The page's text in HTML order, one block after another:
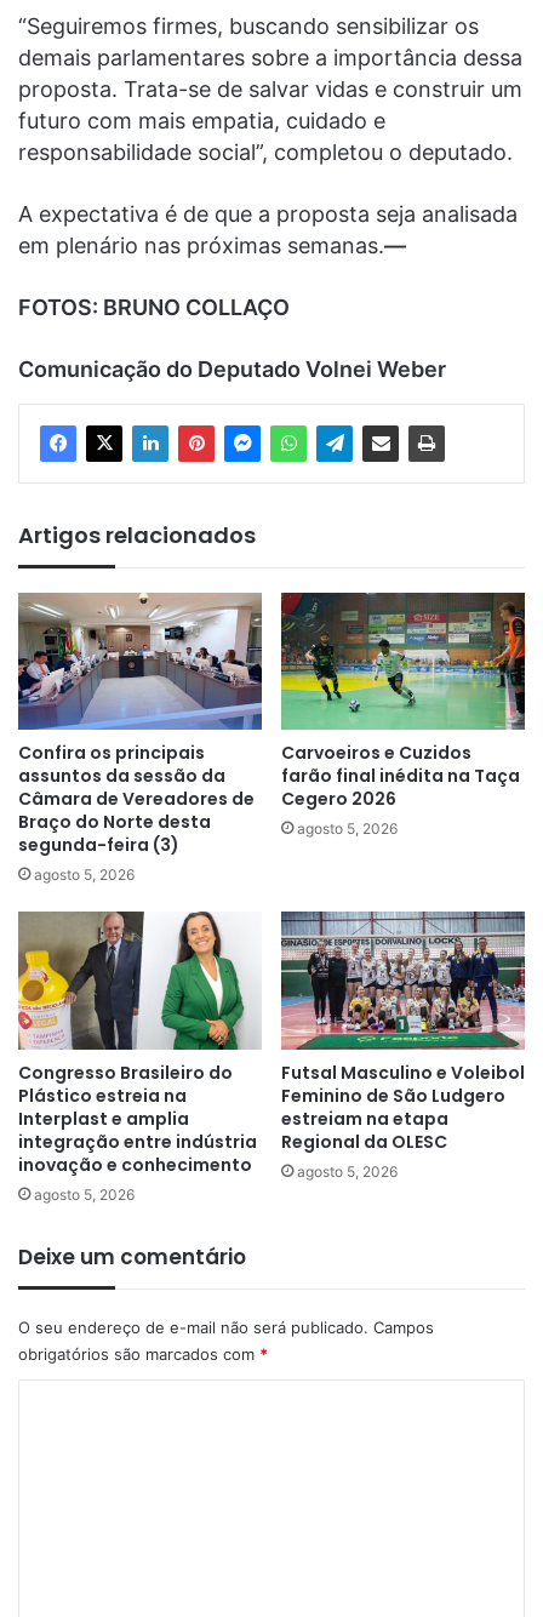
“Seguiremos firmes, buscando sensibilizar os
demais parlamentares sobre a importância dessa
proposta. Trata-se de salvar vidas e construir um
futuro com mais empatia, cuidado e
responsabilidade social”, completou o deputado.
A expectativa é de que a proposta seja analisada
em plenário nas próximas semanas.—
FOTOS: BRUNO COLLAÇO
Comunicação do Deputado Volnei Weber
Artigos relacionados
Confira os principais
assuntos da sessão da
Câmara de Vereadores de
Braço do Norte desta
segunda-feira (3)
agosto 5, 2026
Carvoeiros e Cuzidos
farão final inédita na Taça
Cegero 2026
agosto 5, 2026
Congresso Brasileiro do
Plástico estreia na
Interplast e amplia
integração entre indústria
inovação e conhecimento
agosto 5, 2026
Futsal Masculino e Voleibol
Feminino de São Ludgero
estreiam na etapa
Regional da OLESC
agosto 5, 2026
Deixe um comentário
O seu endereço de e-mail não será publicado. Campos
obrigatórios são marcados com *